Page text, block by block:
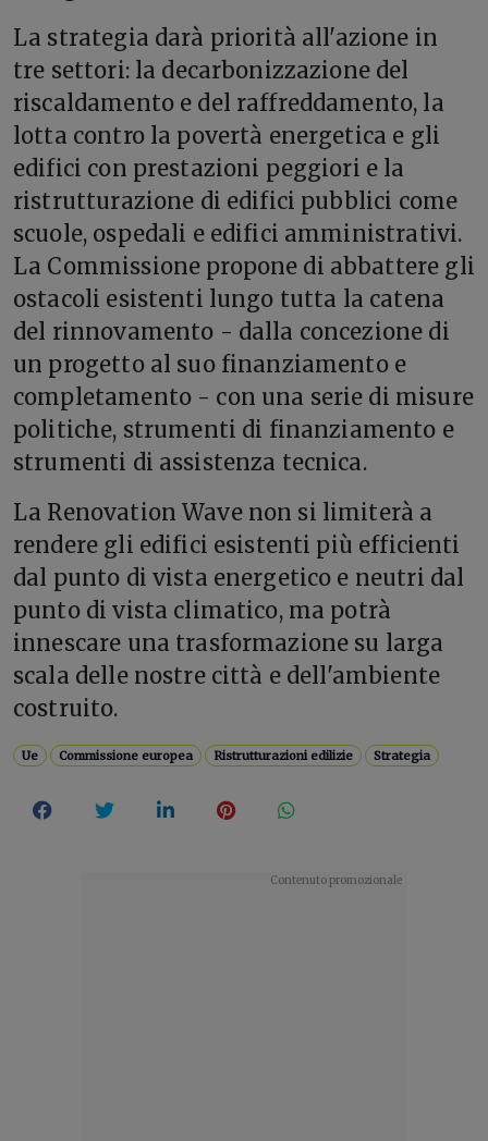
La strategia darà priorità all'azione in
tre settori: la decarbonizzazione del
riscaldamento e del raffreddamento, la
lotta contro la povertà energetica e gli
edifici con prestazioni peggiori e la
ristrutturazione di edifici pubblici come
scuole, ospedali e edifici amministrativi.
La Commissione propone di abbattere gli
ostacoli esistenti lungo tutta la catena
del rinnovamento - dalla concezione di
un progetto al suo finanziamento e
completamento - con una serie di misure
politiche, strumenti di finanziamento e
strumenti di assistenza tecnica.
La Renovation Wave non si limiterà a
rendere gli edifici esistenti più efficienti
dal punto di vista energetico e neutri dal
punto di vista climatico, ma potrà
innescare una trasformazione su larga
scala delle nostre città e dell'ambiente
costruito.
Ue Commissione europea Ristrutturazioni edilizie Strategia